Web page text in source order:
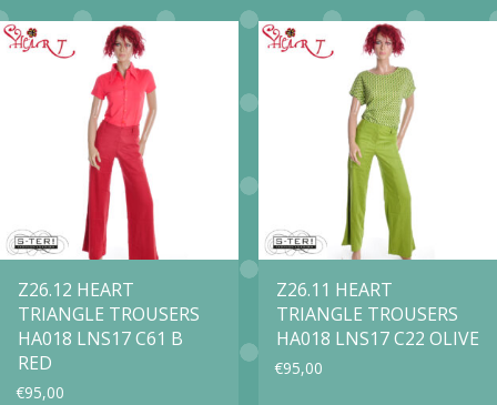
meerdere
variaties.
Deze
optie
kan
gekozen
worden
de
productpagina
meerdere
variaties.
Deze
optie
kan
gekozen
worden
de
Z26.12 HEART
TRIANGLE TROUSERS
HA018 LNS17 C61 B
RED
€95,00
Z26.11 HEART
TRIANGLE TROUSERS
HA018 LNS17 C22 OLIVE
€95,00